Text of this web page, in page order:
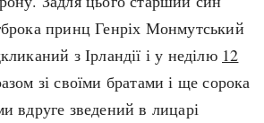
Автори
принц Генріх Монмутський
з Ірландії і у неділю 12
зі своїми братами і ще сорока
вдруге зведений в лицарі